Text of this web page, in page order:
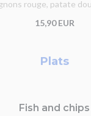
rouge, patate
15,90 EUR
Plats
Fish and chips